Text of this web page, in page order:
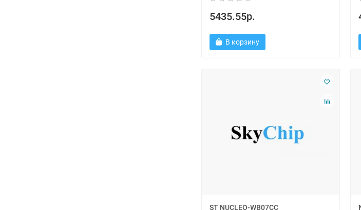
5435.55р.
В корзину
ST NUCLEO-WB07CC